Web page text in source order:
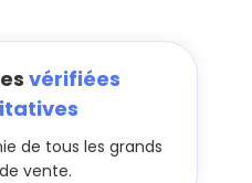
vérifiées
de tous les grands
vente.